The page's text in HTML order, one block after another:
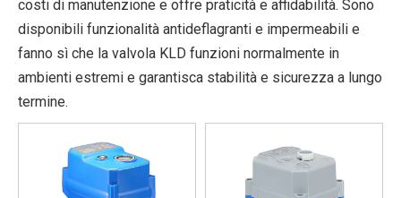
costi di manutenzione e offre praticità e affidabilità. Sono
disponibili funzionalità antideflagranti e impermeabili e
fanno sì che la valvola KLD funzioni normalmente in
ambienti estremi e garantisca stabilità e sicurezza a lungo
termine.